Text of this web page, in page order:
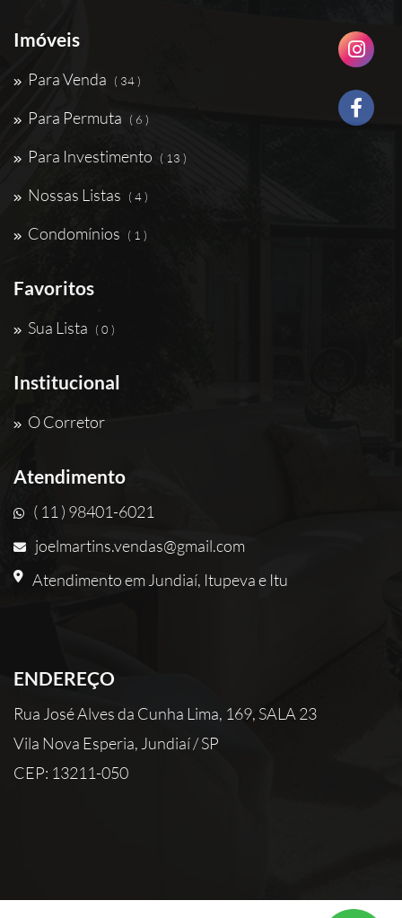
Imóveis
Para Venda ( 34 )
Para Permuta ( 6 )
Para Investimento ( 13 )
Nossas Listas ( 4 )
Condomínios ( 1 )
Favoritos
Sua Lista ( 0 )
Institucional
O Corretor
Atendimento
( 11 ) 98401-6021
joelmartins.vendas@gmail.com
Atendimento em Jundiaí, Itupeva e Itu
ENDEREÇO
Rua José Alves da Cunha Lima, 169, SALA 23
Vila Nova Esperia, Jundiaí / SP
CEP: 13211-050